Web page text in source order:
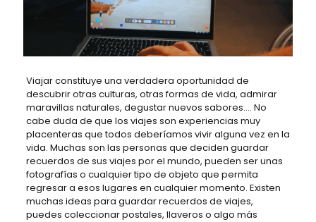
Viajar constituye una verdadera oportunidad de
descubrir otras culturas, otras formas de vida, admirar
maravillas naturales, degustar nuevos sabores…. No
cabe duda de que los viajes son experiencias muy
placenteras que todos deberíamos vivir alguna vez en la
vida. Muchas son las personas que deciden guardar
recuerdos de sus viajes por el mundo, pueden ser unas
fotografías o cualquier tipo de objeto que permita
regresar a esos lugares en cualquier momento. Existen
muchas ideas para guardar recuerdos de viajes,
puedes coleccionar postales, llaveros o algo más